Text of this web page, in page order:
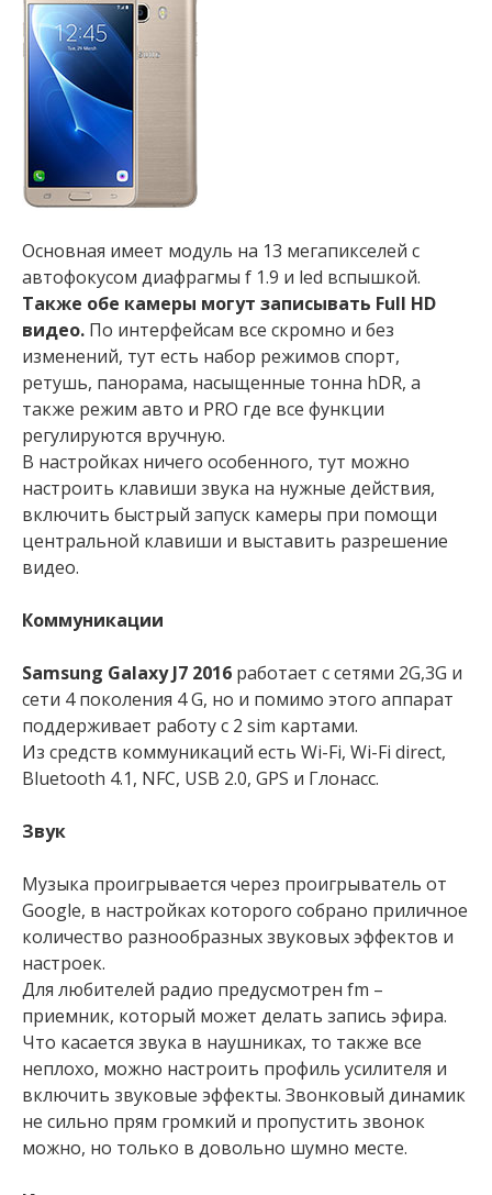
Основная имеет модуль на 13 мегапикселей с
автофокусом диафрагмы f 1.9 и led вспышкой.
Также обе камеры могут записывать Full HD
видео. По интерфейсам все скромно и без
изменений, тут есть набор режимов спорт,
ретушь, панорама, насыщенные тонна hDR, а
также режим авто и PRO где все функции
регулируются вручную.
В настройках ничего особенного, тут можно
настроить клавиши звука на нужные действия,
включить быстрый запуск камеры при помощи
центральной клавиши и выставить разрешение
видео.
Коммуникации
Samsung Galaxy J7 2016 работает с сетями 2G,3G и
сети 4 поколения 4 G, но и помимо этого аппарат
поддерживает работу с 2 sim картами.
Из средств коммуникаций есть Wi-Fi, Wi-Fi direct,
Bluetooth 4.1, NFC, USB 2.0, GPS и Глонасс.
Звук
Музыка проигрывается через проигрыватель от
Google, в настройках которого собрано приличное
количество разнообразных звуковых эффектов и
настроек.
Для любителей радио предусмотрен fm –
приемник, который может делать запись эфира.
Что касается звука в наушниках, то также все
неплохо, можно настроить профиль усилителя и
включить звуковые эффекты. Звонковый динамик
не сильно прям громкий и пропустить звонок
можно, но только в довольно шумно месте.